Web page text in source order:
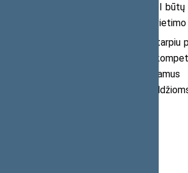
Lietuvoje išgyvena sunkų etapą, todėl
nepavesti panašaus pobūdžio darbų
Suprantu, kad pandeminiu
esu įsitikinęs, kad tai – ne pedagogų
būtina kuo skubiau pasitelkti
kad aukštesnės įstaigos neskirtų